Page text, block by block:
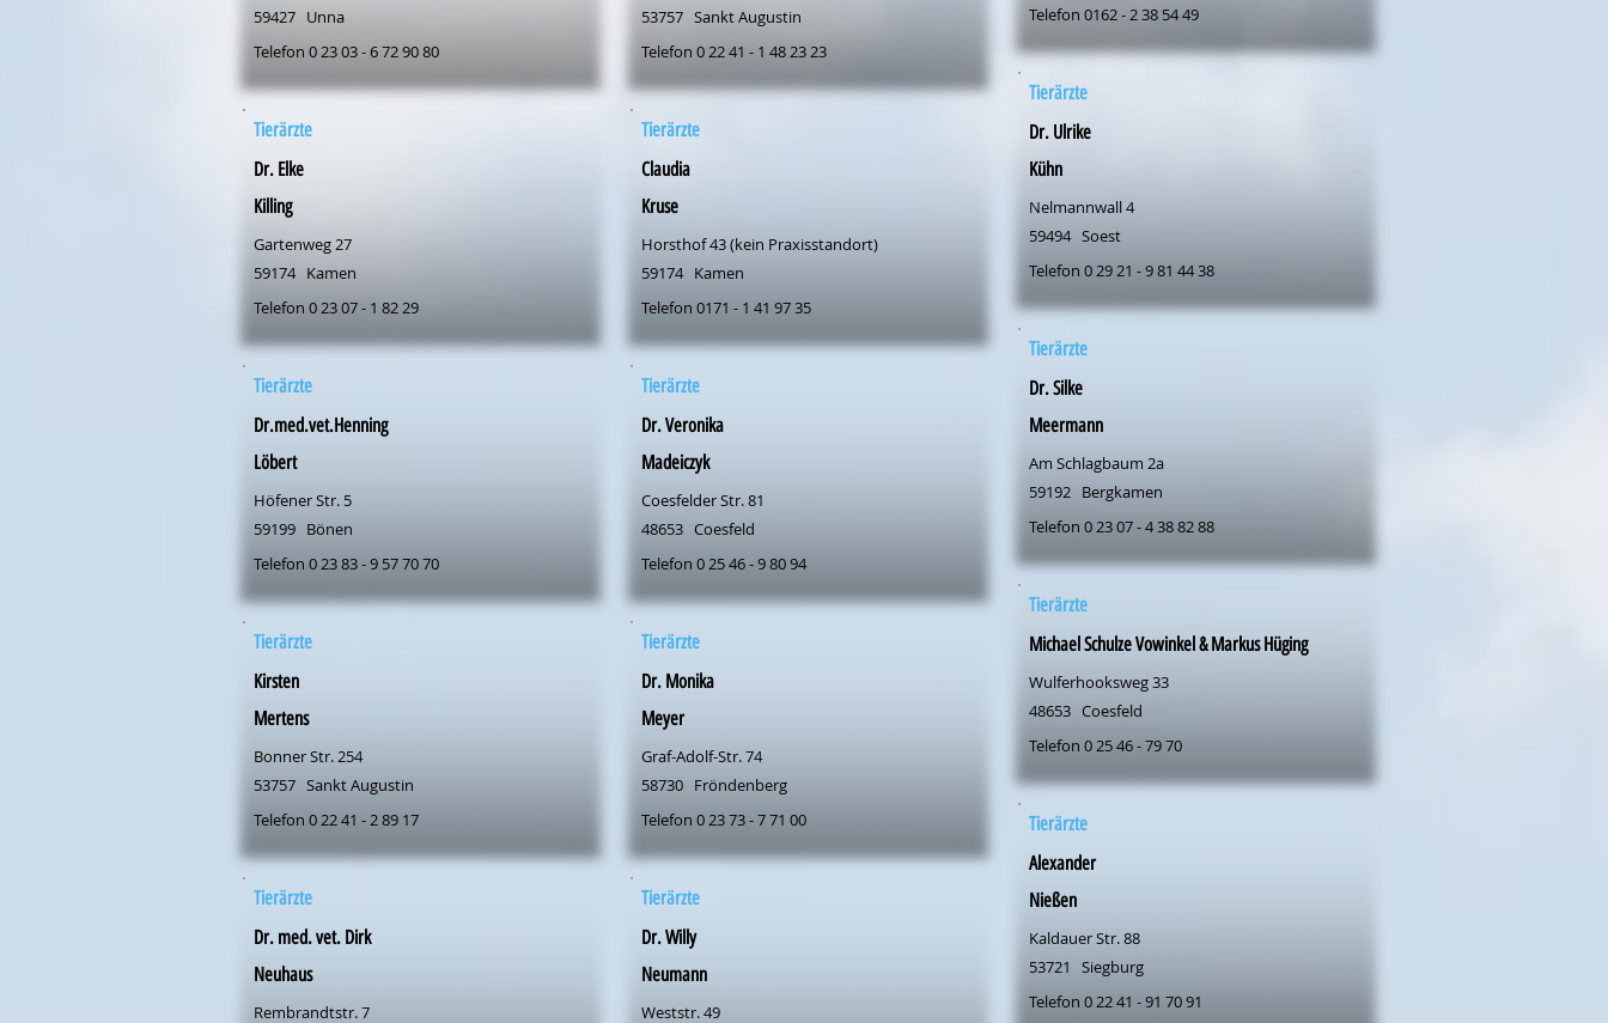
59427 Unna
Telefon 0 23 03 - 6 72 90 80
Tierärzte
Dr. Elke
Killing
Gartenweg 27
59174 Kamen
Telefon 0 23 07 - 1 82 29
Tierärzte
Dr.med.vet.Henning
Löbert
Höfener Str. 5
59199 Bönen
Telefon 0 23 83 - 9 57 70 70
Tierärzte
Kirsten
Mertens
Bonner Str. 254
53757 Sankt Augustin
Telefon 0 22 41 - 2 89 17
Tierärzte
Dr. med. vet. Dirk
Neuhaus
Rembrandtstr. 7
53757 Sankt Augustin
Telefon 0 22 41 - 1 48 23 23
Tierärzte
Claudia
Kruse
Horsthof 43 (kein Praxisstandort)
59174 Kamen
Telefon 0171 - 1 41 97 35
Tierärzte
Dr. Veronika
Madeiczyk
Coesfelder Str. 81
48653 Coesfeld
Telefon 0 25 46 - 9 80 94
Tierärzte
Dr. Monika
Meyer
Graf-Adolf-Str. 74
58730 Fröndenberg
Telefon 0 23 73 - 7 71 00
Tierärzte
Dr. Willy
Neumann
Weststr. 49
Telefon 0162 - 2 38 54 49
Tierärzte
Dr. Ulrike
Kühn
Nelmannwall 4
59494 Soest
Telefon 0 29 21 - 9 81 44 38
Tierärzte
Dr. Silke
Meermann
Am Schlagbaum 2a
59192 Bergkamen
Telefon 0 23 07 - 4 38 82 88
Tierärzte
Michael Schulze Vowinkel & Markus Hüging
Wulferhooksweg 33
48653 Coesfeld
Telefon 0 25 46 - 79 70
Tierärzte
Alexander
Nießen
Kaldauer Str. 88
53721
Siegburg
Telefon 0 22 41 - 91 70 91